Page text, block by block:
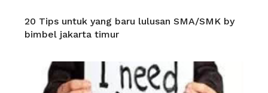
20 Tips untuk yang baru lulusan SMA/SMK by
bimbel jakarta timur